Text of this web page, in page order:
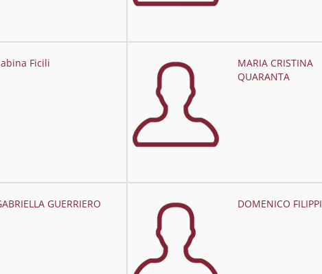
Ficili
MARIA CRISTINA
QUARANTA
GUERRIERO DOMENICO FILIPPI